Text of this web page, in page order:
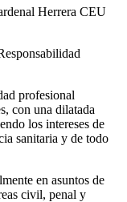
Herrera CEU
profesional
con una dilatada
los intereses de
sanitaria y de todo
en asuntos de
civil, penal y